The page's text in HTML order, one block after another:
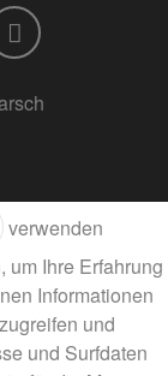
verwenden
um Ihre Erfahrung
Informationen
und
und Surfdaten